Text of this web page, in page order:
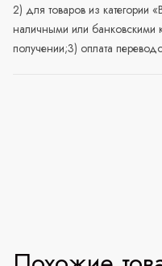
2) для товаров из категории
наличными или банковскими
получении;3) оплата